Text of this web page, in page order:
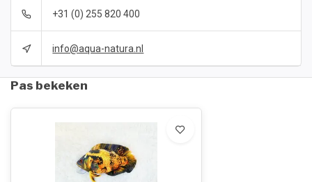
+31 (0) 255 820 400
info@aqua-natura.nl
Pas bekeken